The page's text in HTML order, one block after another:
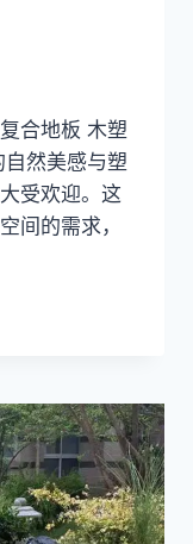
合地板 木塑
然美感与塑
受欢迎。这
间的需求，